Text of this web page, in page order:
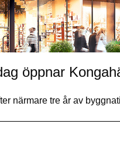
öppnar
närmare tre år av